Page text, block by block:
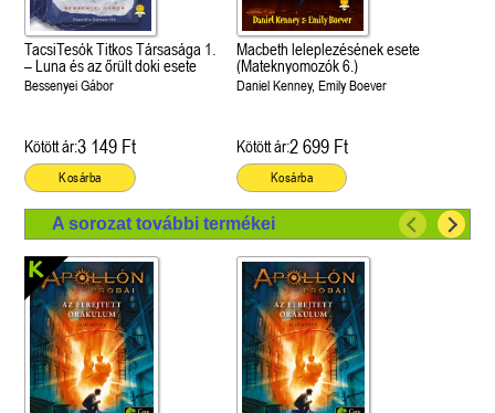
TacsiTesók Titkos Társasága 1.
– Luna és az őrült doki esete
Bessenyei Gábor
Kötött ár:3 149 Ft
Kosárba
Macbeth leleplezésének esete
(Mateknyomozók 6.)
Daniel Kenney, Emily Boever
Kötött ár:2 699 Ft
Kosárba
A sorozat további termékei